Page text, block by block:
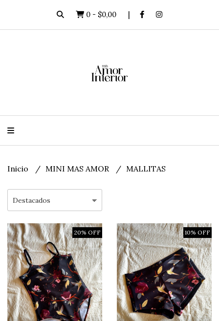
0 - $0,00
Inicio MINI MAS AMOR MALLITAS
20% OFF 10% OFF